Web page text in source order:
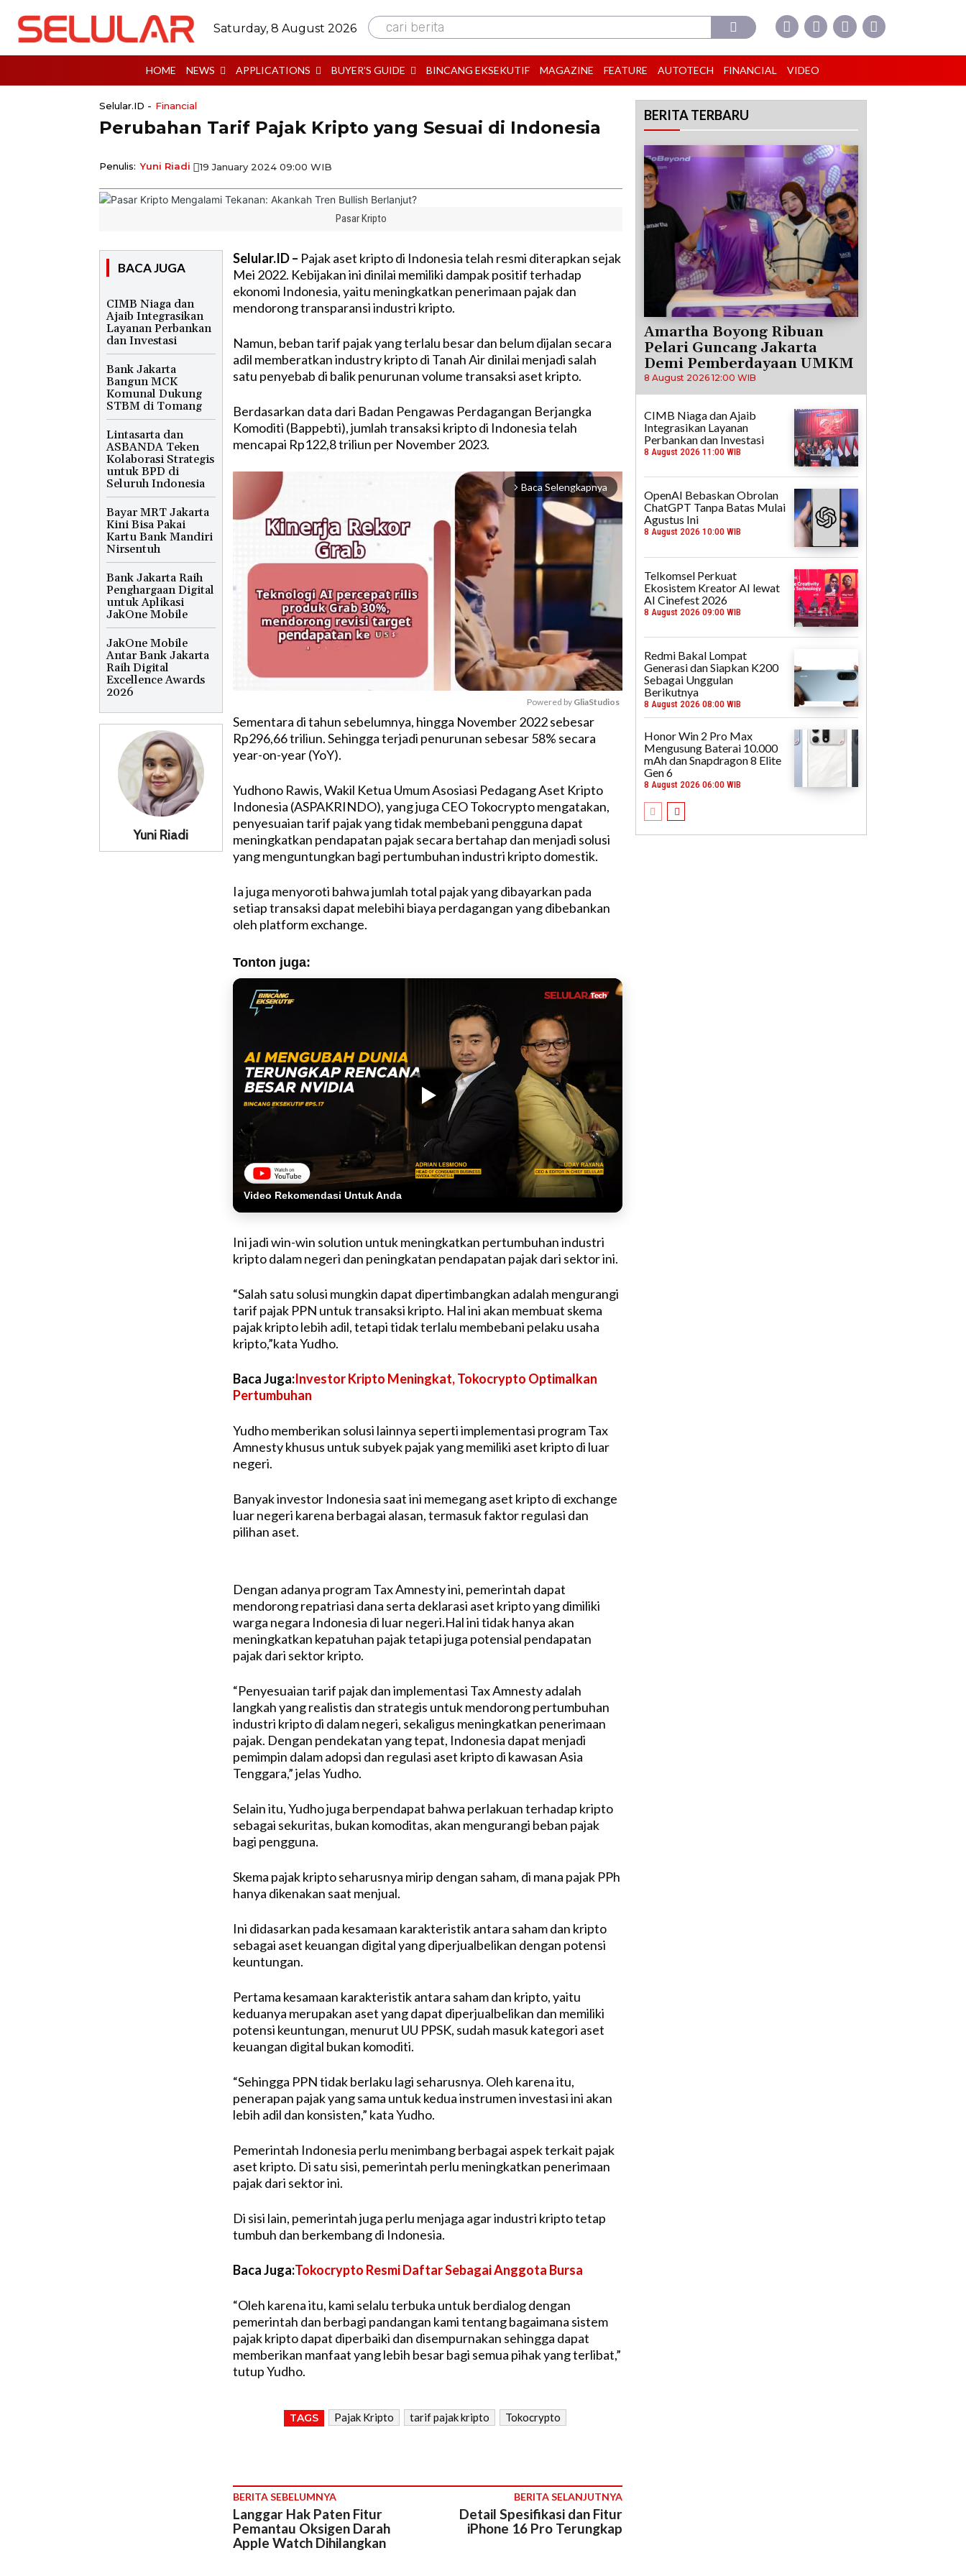
Saturday, 8 August 2026 cari berita
HOME NEWS APPLICATIONS BUYER’S GUIDE BINCANG EKSEKUTIF MAGAZINE FEATURE AUTOTECH FINANCIAL VIDEO
Selular.ID - Financial
Perubahan Tarif Pajak Kripto yang Sesuai di Indonesia
Penulis: Yuni Riadi 19 January 2024 09:00 WIB
Pasar Kripto
BACA JUGA
CIMB Niaga dan
Ajaib Integrasikan
Layanan Perbankan
dan Investasi
Bank Jakarta
Bangun MCK
Komunal Dukung
STBM di Tomang
Lintasarta dan
ASBANDA Teken
Kolaborasi Strategis
untuk BPD di
Seluruh Indonesia
Bayar MRT Jakarta
Kini Bisa Pakai
Kartu Bank Mandiri
Nirsentuh
Bank Jakarta Raih
Penghargaan Digital
untuk Aplikasi
JakOne Mobile
JakOne Mobile
Antar Bank Jakarta
Raih Digital
Excellence Awards
2026
Yuni Riadi
Selular.ID – Pajak aset kripto di Indonesia telah resmi diterapkan sejak
Mei 2022. Kebijakan ini dinilai memiliki dampak positif terhadap
ekonomi Indonesia, yaitu meningkatkan penerimaan pajak dan
mendorong transparansi industri kripto.
Namun, beban tarif pajak yang terlalu besar dan belum dijalan secara
adil memberatkan industry kripto di Tanah Air dinilai menjadi salah
satu penyebab di balik penurunan volume transaksi aset kripto.
Berdasarkan data dari Badan Pengawas Perdagangan Berjangka
Komoditi (Bappebti), jumlah transaksi kripto di Indonesia telah
mencapai Rp122,8 triliun per November 2023.
arrow_forward_ios Baca Selengkapnya
M
e
Powered by GliaStudios
Sementara di tahun sebelumnya, hingga November 2022 sebesar
Rp296,66 triliun. Sehingga terjadi penurunan sebesar 58% secara
year-on-year (YoY).
Yudhono Rawis, Wakil Ketua Umum Asosiasi Pedagang Aset Kripto
Indonesia (ASPAKRINDO), yang juga CEO Tokocrypto mengatakan,
penyesuaian tarif pajak yang tidak membebani pengguna dapat
meningkatkan pendapatan pajak secara bertahap dan menjadi solusi
yang menguntungkan bagi pertumbuhan industri kripto domestik.
Ia juga menyoroti bahwa jumlah total pajak yang dibayarkan pada
setiap transaksi dapat melebihi biaya perdagangan yang dibebankan
oleh platform exchange.
Tonton juga:
Video Rekomendasi Untuk Anda
Ini jadi win-win solution untuk meningkatkan pertumbuhan industri
kripto dalam negeri dan peningkatan pendapatan pajak dari sektor ini.
“Salah satu solusi mungkin dapat dipertimbangkan adalah mengurangi
tarif pajak PPN untuk transaksi kripto. Hal ini akan membuat skema
pajak kripto lebih adil, tetapi tidak terlalu membebani pelaku usaha
kripto,”kata Yudho.
Baca Juga:Investor Kripto Meningkat, Tokocrypto Optimalkan
Pertumbuhan
Yudho memberikan solusi lainnya seperti implementasi program Tax
Amnesty khusus untuk subyek pajak yang memiliki aset kripto di luar
negeri.
Banyak investor Indonesia saat ini memegang aset kripto di exchange
luar negeri karena berbagai alasan, termasuk faktor regulasi dan
pilihan aset.
Dengan adanya program Tax Amnesty ini, pemerintah dapat
mendorong repatriasi dana serta deklarasi aset kripto yang dimiliki
warga negara Indonesia di luar negeri.Hal ini tidak hanya akan
meningkatkan kepatuhan pajak tetapi juga potensial pendapatan
pajak dari sektor kripto.
“Penyesuaian tarif pajak dan implementasi Tax Amnesty adalah
langkah yang realistis dan strategis untuk mendorong pertumbuhan
industri kripto di dalam negeri, sekaligus meningkatkan penerimaan
pajak. Dengan pendekatan yang tepat, Indonesia dapat menjadi
pemimpin dalam adopsi dan regulasi aset kripto di kawasan Asia
Tenggara,” jelas Yudho.
Selain itu, Yudho juga berpendapat bahwa perlakuan terhadap kripto
sebagai sekuritas, bukan komoditas, akan mengurangi beban pajak
bagi pengguna.
Skema pajak kripto seharusnya mirip dengan saham, di mana pajak PPh
hanya dikenakan saat menjual.
Ini didasarkan pada kesamaan karakteristik antara saham dan kripto
sebagai aset keuangan digital yang diperjualbelikan dengan potensi
keuntungan.
Pertama kesamaan karakteristik antara saham dan kripto, yaitu
keduanya merupakan aset yang dapat diperjualbelikan dan memiliki
potensi keuntungan, menurut UU PPSK, sudah masuk kategori aset
keuangan digital bukan komoditi.
“Sehingga PPN tidak berlaku lagi seharusnya. Oleh karena itu,
penerapan pajak yang sama untuk kedua instrumen investasi ini akan
lebih adil dan konsisten,” kata Yudho.
Pemerintah Indonesia perlu menimbang berbagai aspek terkait pajak
aset kripto. Di satu sisi, pemerintah perlu meningkatkan penerimaan
pajak dari sektor ini.
Di sisi lain, pemerintah juga perlu menjaga agar industri kripto tetap
tumbuh dan berkembang di Indonesia.
Baca Juga:Tokocrypto Resmi Daftar Sebagai Anggota Bursa
“Oleh karena itu, kami selalu terbuka untuk berdialog dengan
pemerintah dan berbagi pandangan kami tentang bagaimana sistem
pajak kripto dapat diperbaiki dan disempurnakan sehingga dapat
memberikan manfaat yang lebih besar bagi semua pihak yang terlibat,”
tutup Yudho.
TAGS Pajak Kripto tarif pajak kripto Tokocrypto
BERITA SEBELUMNYA
Langgar Hak Paten Fitur
Pemantau Oksigen Darah
Apple Watch Dihilangkan
BERITA SELANJUTNYA
Detail Spesifikasi dan Fitur
iPhone 16 Pro Terungkap
BERITA TERBARU
Amartha Boyong Ribuan
Pelari Guncang Jakarta
Demi Pemberdayaan UMKM
8 August 2026 12:00 WIB
CIMB Niaga dan Ajaib
Integrasikan Layanan
Perbankan dan Investasi
8 August 2026 11:00 WIB
OpenAI Bebaskan Obrolan
ChatGPT Tanpa Batas Mulai
Agustus Ini
8 August 2026 10:00 WIB
Telkomsel Perkuat
Ekosistem Kreator AI lewat
AI Cinefest 2026
8 August 2026 09:00 WIB
Redmi Bakal Lompat
Generasi dan Siapkan K200
Sebagai Unggulan
Berikutnya
8 August 2026 08:00 WIB
Honor Win 2 Pro Max
Mengusung Baterai 10.000
mAh dan Snapdragon 8 Elite
Gen 6
8 August 2026 06:00 WIB